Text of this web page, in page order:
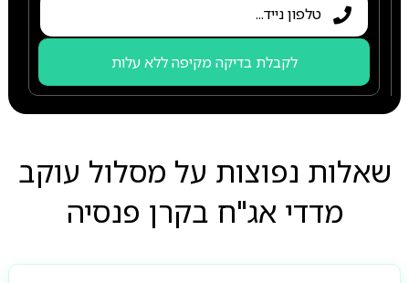
לקבלת בדיקה מקיפה ללא עלות
שאלות נפוצות על מסלול עוקב
מדדי אג"ח בקרן פנסיה